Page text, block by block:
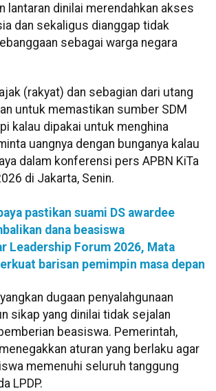
lantaran dinilai merendahkan akses
dan sekaligus dianggap tidak
sebagai warga negara
(rakyat) dan sebagian dari utang
untuk memastikan sumber SDM
kalau dipakai untuk menghina
uangnya dengan bunganya kalau
dalam konferensi pers APBN KiTa
di Jakarta, Senin.
pastikan suami DS awardee
dana beasiswa
Leadership Forum 2026, Mata
barisan pemimpin masa depan
dugaan penyalahgunaan
sikap yang dinilai tidak sejalan
beasiswa. Pemerintah,
aturan yang berlaku agar
memenuhi seluruh tanggung
LPDP.